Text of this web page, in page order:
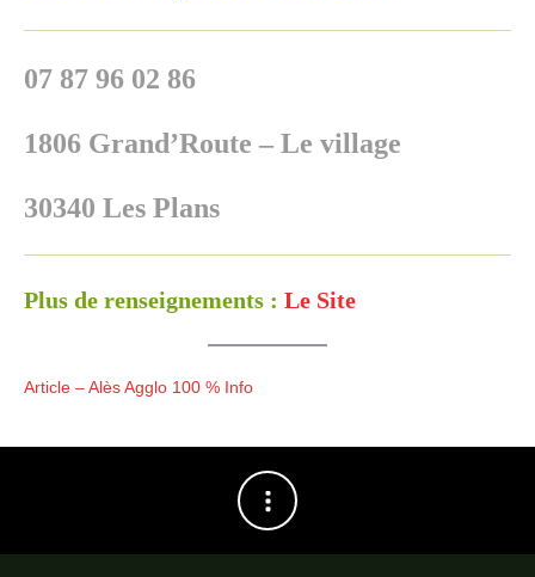
07 87 96 02 86
1806 Grand’Route – Le village
30340 Les Plans
Plus de renseignements : Le Site
Article – Alès Agglo 100 % Info